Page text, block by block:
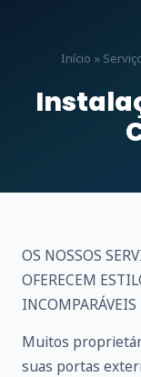
Início »
OS NOSSOS
OFERECEM
INCOMPARÁVEIS
Muitos
suas portas